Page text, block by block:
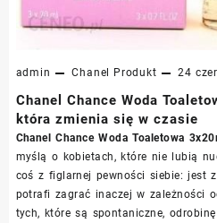
admin Chanel Produkt 24
Chanel Chance Woda
która zmienia się w czasie
Chanel Chance Woda Toaletowa
myślą o kobietach, które nie lubią
coś z figlarnej pewności siebie: jest
potrafi zagrać inaczej w zależności
tych, które są spontaniczne,